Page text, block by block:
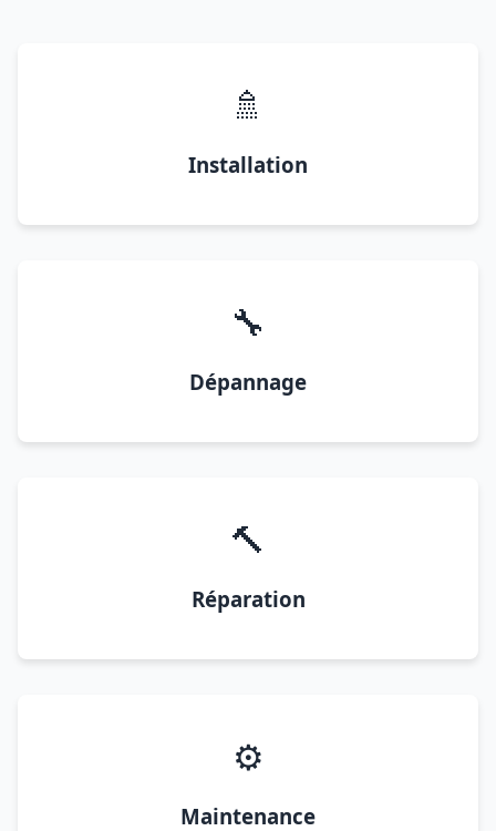
🚿
Installation
🔧
Dépannage
🔨
Réparation
⚙️
Maintenance